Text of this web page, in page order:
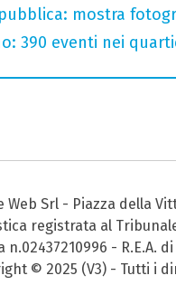
mostra
390 eventi nei
Web Srl - Piazza della
registrata al
- R.E.A.
© 2025 (V3) - Tutti i